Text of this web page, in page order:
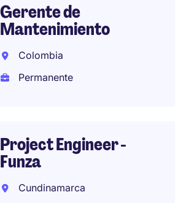
Gerente de
Mantenimiento
Colombia
Permanente
Project Engineer -
Funza
Cundinamarca